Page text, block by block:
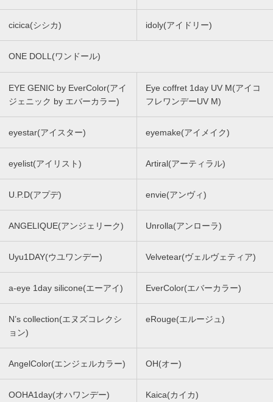
cicica(シシカ) idoly(アイドリー)
ONE DOLL(ワンドール)
EYE GENIC by EverColor(アイ
ジェニック by エバーカラー)
Eye coffret 1day UV M(アイコ
フレワンデーUV M)
eyestar(アイスター) eyemake(アイメイク)
eyelist(アイリスト) Artiral(アーティラル)
U.P.D(アプデ) envie(アンヴィ)
ANGELIQUE(アンジェリーク) Unrolla(アンローラ)
Uyu1DAY(ウユワンデー) Velvetear(ヴェルヴェティア)
a-eye 1day silicone(エーアイ) EverColor(エバーカラー)
N’s collection(エヌズコレクシ
ョン)
eRouge(エルージュ)
AngelColor(エンジェルカラー) OH(オー)
OOHA1day(オハワンデー) Kaica(カイカ)